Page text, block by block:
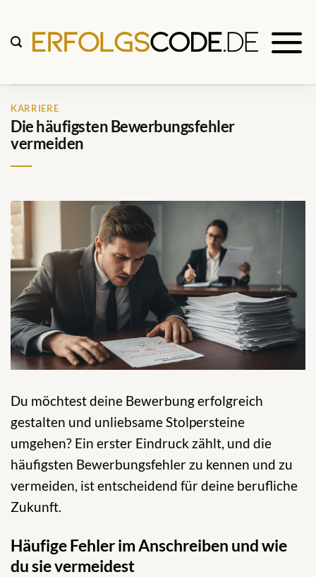
Inhalt
springen
KARRIERE
Die häufigsten Bewerbungsfehler
vermeiden
Du möchtest deine Bewerbung erfolgreich
gestalten und unliebsame Stolpersteine
umgehen? Ein erster Eindruck zählt, und die
häufigsten Bewerbungsfehler zu kennen und zu
vermeiden, ist entscheidend für deine berufliche
Zukunft.
Häufige Fehler im Anschreiben und wie
du sie vermeidest